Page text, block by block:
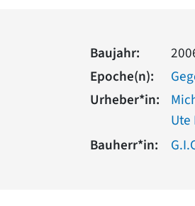
Baujahr:
Epoche(n):
Urheber*in:
Ute
Bauherr*in: